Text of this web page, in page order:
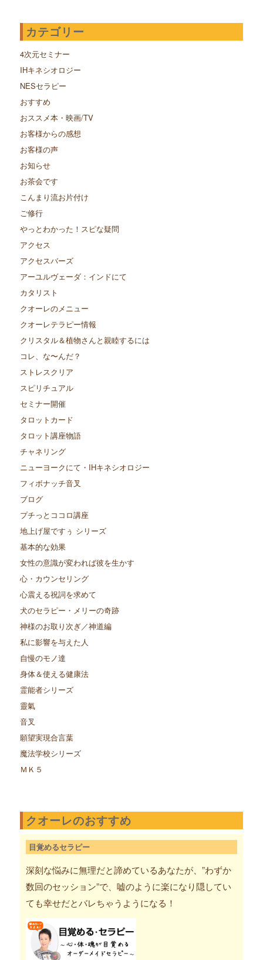
カテゴリー
4次元セミナー
IHキネシオロジー
NESセラピー
おすすめ
おススメ本・映画/TV
お客様からの感想
お客様の声
お知らせ
お茶会です
こんまり流お片付け
ご修行
やっとわかった！スピな疑問
アクセス
アクセスバーズ
アーユルヴェーダ：インドにて
カタリスト
クオーレのメニュー
クオーレテラピー情報
クリスタル＆植物さんと親睦するには
コレ、な〜んだ？
ストレスクリア
スピリチュアル
セミナー開催
タロットカード
タロット講座物語
チャネリング
ニューヨークにて・IHキネシオロジー
フィボナッチ音叉
ブログ
プチっとココロ講座
地上げ屋ですぅ シリーズ
基本的な効果
女性の意識が変われば彼を生かす
心・カウンセリング
心震える祝詞を求めて
犬のセラピー・メリーの奇跡
神様のお取り次ぎ／神道編
私に影響を与えた人
自慢のモノ達
身体＆使える健康法
霊能者シリーズ
靈氣
音叉
願望実現合言葉
魔法学校シリーズ
ＭＫ５
クオーレのおすすめ
目覚めるセラピー
深刻な悩みに無理だと諦めているあなたが、”わずか
数回のセッション”で、嘘のように楽になり隠してい
ても幸せだとバレちゃうようになる！